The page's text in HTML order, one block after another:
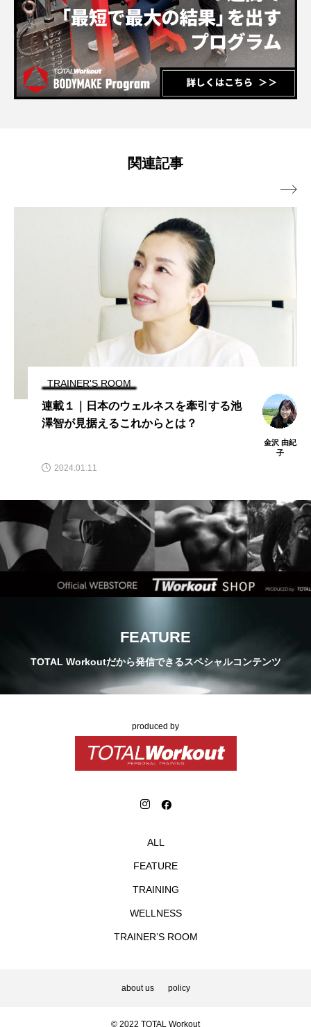
関連記事
TRAINING
筋トレが人生にもたらすメリット。パー
ソナル・トレーナーに聞く筋トレをすべ
TW PLUS
編集部
2022.11.30

FEATURE
TOTAL Workoutだから発信できるスペシャルコンテンツ
produced by
ALL
FEATURE
TRAINING
WELLNESS
TRAINER’S ROOM
about us policy
© 2022 TOTAL Workout